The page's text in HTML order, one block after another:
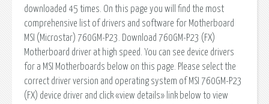
downloaded 45 times. On this page you will find the most
comprehensive list of drivers and software for Motherboard
MSI (Microstar) 760GM-P23. Download 760GM-P23 (FX)
Motherboard driver at high speed. You can see device drivers
for a MSI Motherboards below on this page. Please select the
correct driver version and operating system of MSI 760GM-P23
(FX) device driver and click «view details» link below to view